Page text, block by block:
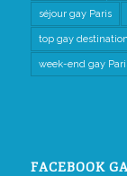
séjour gay Paris
top gay destination
week-end gay
FACEBOOK